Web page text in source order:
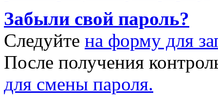
Забыли свой пароль?
Следуйте на форму для
После получения
для смены пароля.